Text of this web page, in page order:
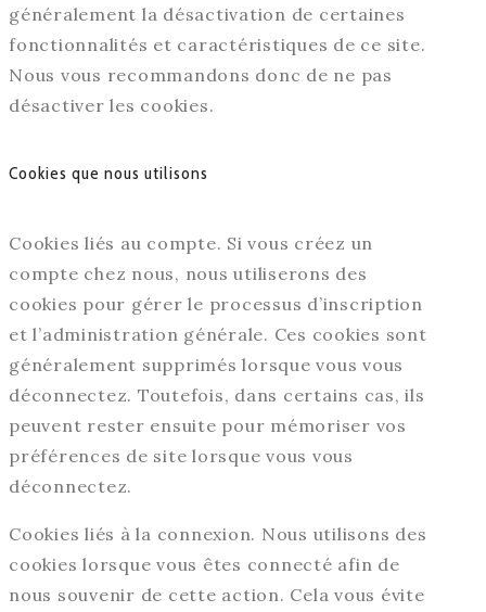
généralement la désactivation de certaines
fonctionnalités et caractéristiques de ce site.
Nous vous recommandons donc de ne pas
désactiver les cookies.
Cookies que nous utilisons
Cookies liés au compte. Si vous créez un
compte chez nous, nous utiliserons des
cookies pour gérer le processus d’inscription
et l’administration générale. Ces cookies sont
généralement supprimés lorsque vous vous
déconnectez. Toutefois, dans certains cas, ils
peuvent rester ensuite pour mémoriser vos
préférences de site lorsque vous vous
déconnectez.
Cookies liés à la connexion. Nous utilisons des
cookies lorsque vous êtes connecté afin de
nous souvenir de cette action. Cela vous évite